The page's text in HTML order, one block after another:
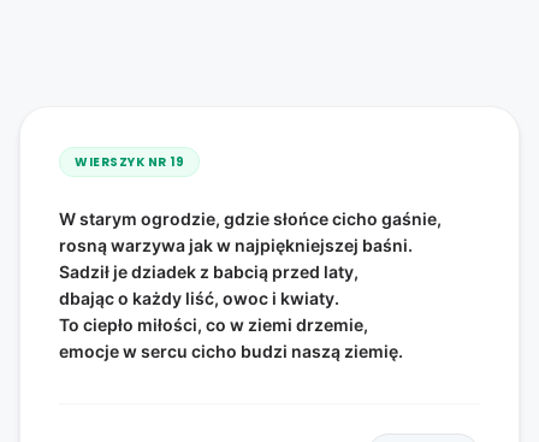
WIERSZYK NR 19
W starym ogrodzie, gdzie słońce cicho gaśnie,
rosną warzywa jak w najpiękniejszej baśni.
Sadził je dziadek z babcią przed laty,
dbając o każdy liść, owoc i kwiaty.
To ciepło miłości, co w ziemi drzemie,
emocje w sercu cicho budzi naszą ziemię.